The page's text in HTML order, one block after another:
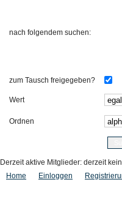
nach folgendem suchen:
zum Tausch freigegeben?
Wert
Ordnen
Derzeit aktive Mitglieder: derzeit
Home
Einloggen